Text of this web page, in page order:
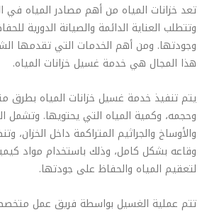
تعد خزانات المياه من أهم مصادر المياه في
وتتطلب العناية الدائمة والصيانة الدورية
وجودتها. ومن أهم الخدمات التي تقدمها
هذا المجال هي خدمة غسيل خزانات المياه.
يتم تنفيذ خدمة غسيل خزانات المياه بطرق
وحجمه، وكمية المياه التي يحتويها. وتشمل
والأوساخ والجراثيم المتراكمة داخل الخزان،
وقاعه بشكل كامل، وذلك باستخدام مواد
لتعقيم المياه والحفاظ على جودتها.
تتم عملية الغسيل بواسطة فريق عمل